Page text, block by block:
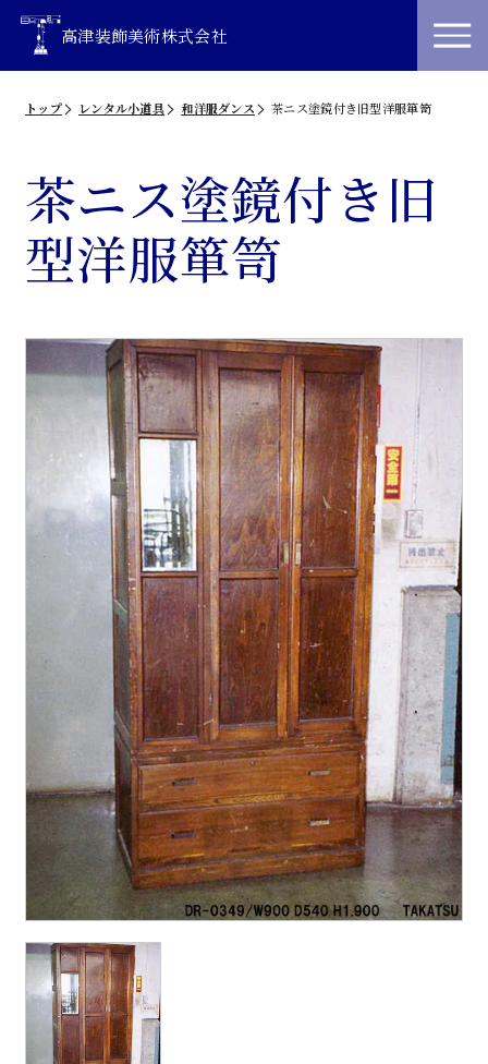
高津装飾美術株式会社
トップ レンタル小道具 和洋服ダンス 茶ニス塗鏡付き旧型洋服箪笥
茶ニス塗鏡付き旧
型洋服箪笥